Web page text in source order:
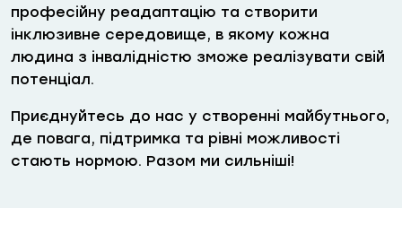
професійну реадаптацію та створити
інклюзивне середовище, в якому кожна
людина з інвалідністю зможе реалізувати свій
потенціал.
Приєднуйтесь до нас у створенні майбутнього,
де повага, підтримка та рівні можливості
стають нормою. Разом ми сильніші!